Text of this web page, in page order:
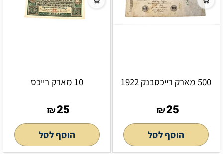
500 מארק רייכסבנק 1922
₪25
הוסף לסל
10 מארק רייכס
₪25
הוסף לסל